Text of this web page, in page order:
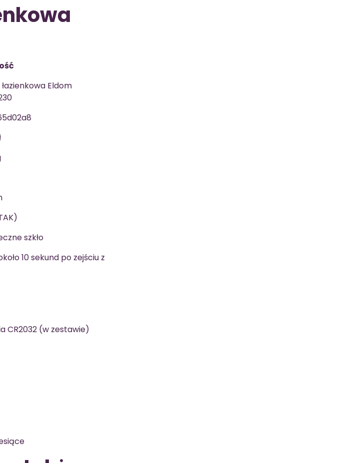
Eldom
szkło
10 sekund po zejściu z
CR2032 (w zestawie)